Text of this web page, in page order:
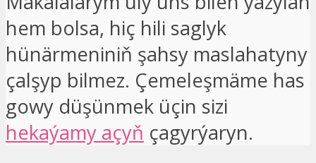
hem bolsa, hiç hili saglyk
hünärmeniniň şahsy maslahatyny
çalşyp bilmez. Çemeleşmäme has
gowy düşünmek üçin sizi
hekaýamy açyň çagyrýaryn.